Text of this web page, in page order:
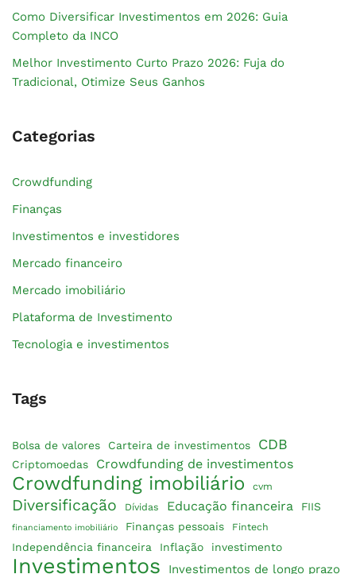
Como Diversificar Investimentos em 2026: Guia
Completo da INCO
Melhor Investimento Curto Prazo 2026: Fuja do
Tradicional, Otimize Seus Ganhos
Categorias
Crowdfunding
Finanças
Investimentos e investidores
Mercado financeiro
Mercado imobiliário
Plataforma de Investimento
Tecnologia e investimentos
Tags
Bolsa de valores Carteira de investimentos CDB
Criptomoedas Crowdfunding de investimentos
Crowdfunding imobiliário cvm
Diversificação Dívidas Educação financeira FIIS
financiamento imobiliário Finanças pessoais Fintech
Independência financeira Inflação investimento
Investimentos Investimentos de longo prazo